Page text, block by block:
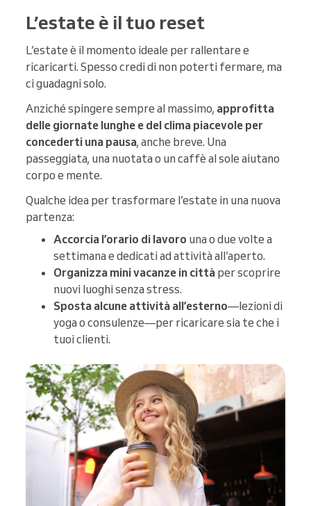
L’estate è il tuo reset
L’estate è il momento ideale per rallentare e
ricaricarti. Spesso credi di non poterti fermare, ma
ci guadagni solo.
Anziché spingere sempre al massimo, approfitta
delle giornate lunghe e del clima piacevole per
concederti una pausa, anche breve. Una
passeggiata, una nuotata o un caffè al sole aiutano
corpo e mente.
Qualche idea per trasformare l’estate in una nuova
partenza:
Accorcia l’orario di lavoro una o due volte a
settimana e dedicati ad attività all’aperto.
Organizza mini vacanze in città per scoprire
nuovi luoghi senza stress.
Sposta alcune attività all’esterno—lezioni di
yoga o consulenze—per ricaricare sia te che i
tuoi clienti.